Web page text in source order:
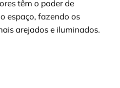
têm o poder de
espaço, fazendo os
arejados e iluminados.